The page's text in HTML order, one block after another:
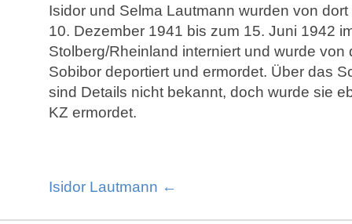
Isidor und Selma Lautmann wurden von
10. Dezember 1941 bis zum 15. Juni 1942
Stolberg/Rheinland interniert und wurde
Sobibor deportiert und ermordet. Über das
sind Details nicht bekannt, doch wurde sie
KZ ermordet.
Isidor Lautmann ←